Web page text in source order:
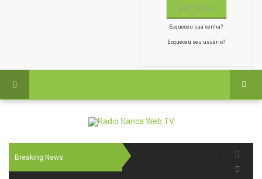
Esqueceu sua senha?
Esqueceu seu usuário?
Breaking News